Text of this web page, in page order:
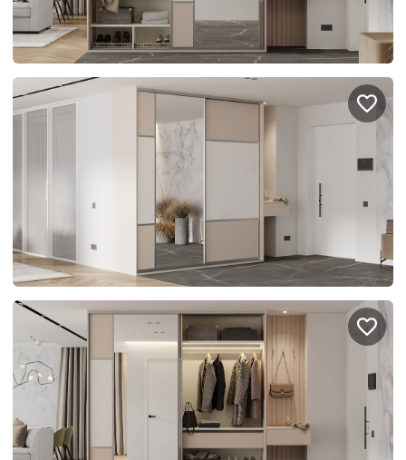
Отзывы
Казань
Нижний Новгород
© 1996-2026 Фабрика мебели «Стильные Кухни»
Правовая информация Поддержка сайта